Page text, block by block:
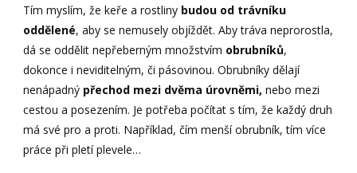
Tím myslím, že keře a rostliny budou od trávníku
oddělené, aby se nemusely objíždět. Aby tráva neprorostla,
dá se oddělit nepřeberným množstvím obrubníků,
dokonce i neviditelným, či pásovinou. Obrubníky dělají
nenápadný přechod mezi dvěma úrovněmi, nebo mezi
cestou a posezením. Je potřeba počítat s tím, že každý druh
má své pro a proti. Například, čím menší obrubník, tím více
práce při pletí plevele…